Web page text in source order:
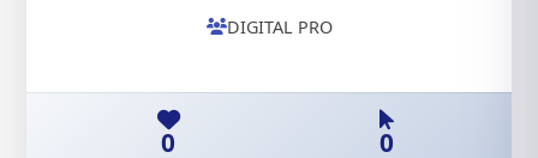
DIGITAL PRO
0 0